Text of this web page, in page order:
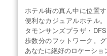
ホテル街の真ん中に位置
便利なカジュアルホテル
タモンサンズプラザ・
歩数分のフットワーク。
あなたに絶好のロケーショ